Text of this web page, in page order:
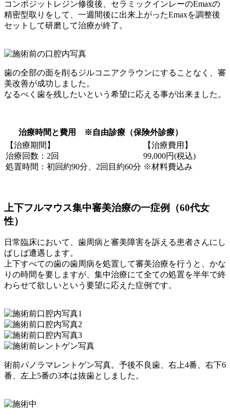
コンポジットレジン修復後、セラミックインレーのEmaxの
精密型取りをして、一週間後に出来上がったEmaxを調整後
セットして研磨して治療が終了。
歯の全部の面を削るジルコニアクラウンにすることなく、審
美改善が成功しました。
なるべく歯を残したいという希望に応える事が出来ました。
治療時間と費用 ※自由診療（保険外診療）
【治療期間】
治療回数：2回
処置時間：初回約90分、2回目約60分
【治療費用】
99,000円(税込)
※材料費込み
上下フルマウス集中審美治療の一症例（60代女
性）
日常臨床において、歯周病と審美障害を訴える患者さんにし
ばしば遭遇します。
上下すべての歯の歯周病を処置して審美治療を行うと、かな
りの時間を要しますが、集中治療にて全ての処置を半年で終
わらせて欲しいという要望に応えた症例です。
術前パノラマレントゲン写真。予後不良歯、右上4番、右下6
番、左上5番の3本は抜歯としました。